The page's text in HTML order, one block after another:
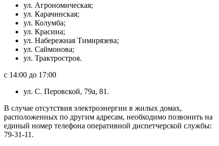
ул. Агрономическая;
ул. Карачинская;
ул. Колумба;
ул. Красина;
ул. Набережная Тимирязева;
ул. Саймонова;
ул. Трактростроя.
с 14:00 до 17:00
ул. С. Перовской, 79а, 81.
В случае отсутствия электроэнергии в жилых домах,
расположенных по другим адресам, необходимо позвонить на
единый номер телефона оперативной диспетчерской службы:
79-31-11.